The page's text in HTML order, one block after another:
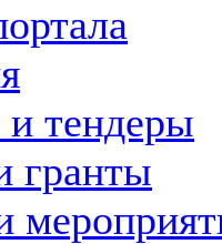
тендеры
гранты